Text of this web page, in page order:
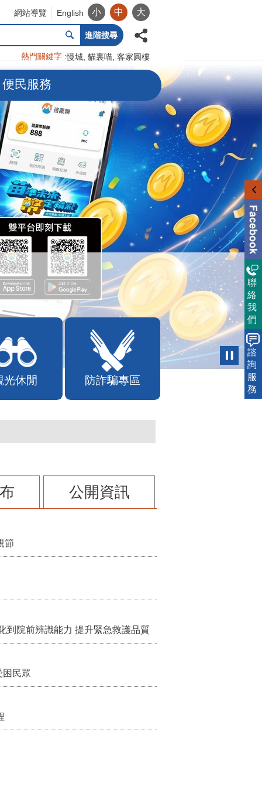
網站導覽 English 小 中 大
進階搜尋
熱門關鍵字 慢城 貓裏喵 客家圓樓
便民服務
光休閒 防詐騙專區
公開資訊
節
到院前辨識能力 提升緊急救護品質
民眾
聯
絡
我
們
諮
詢
服
務